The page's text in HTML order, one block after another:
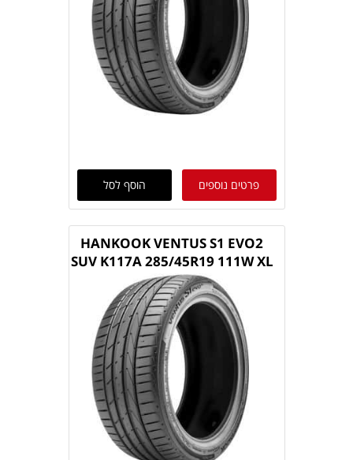
פרטים נוספים הוסף לסל
HANKOOK VENTUS S1 EVO2
SUV K117A 285/45R19 111W XL
TL